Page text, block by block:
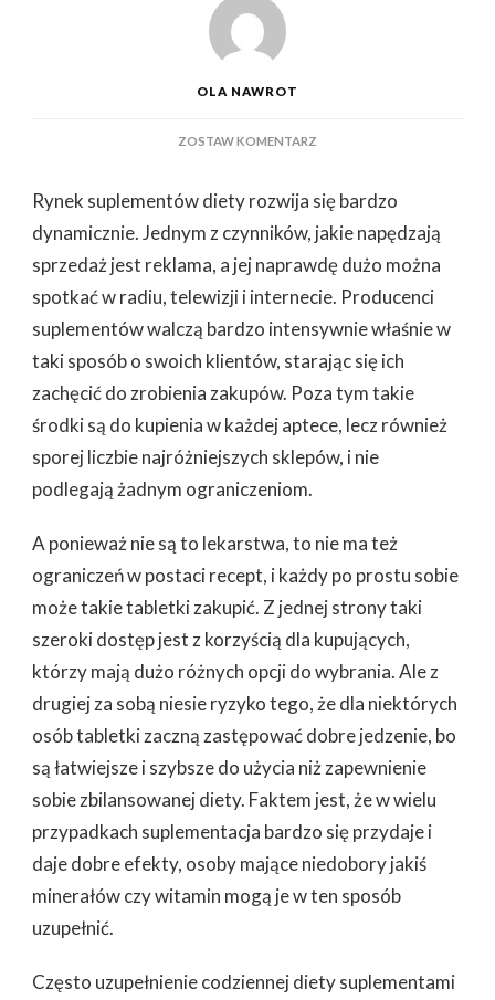
OLA NAWROT
ZOSTAW KOMENTARZ
–
O
CZYM
NALEŻY
PAMIĘTAĆ
PODCZAS
ZAŻYWANIA
Rynek suplementów diety rozwija się bardzo
dynamicznie. Jednym z czynników, jakie napędzają
sprzedaż jest reklama, a jej naprawdę dużo można
spotkać w radiu, telewizji i internecie. Producenci
suplementów walczą bardzo intensywnie właśnie w
taki sposób o swoich klientów, starając się ich
zachęcić do zrobienia zakupów. Poza tym takie
środki są do kupienia w każdej aptece, lecz również
sporej liczbie najróżniejszych sklepów, i nie
podlegają żadnym ograniczeniom.
A ponieważ nie są to lekarstwa, to nie ma też
ograniczeń w postaci recept, i każdy po prostu sobie
może takie tabletki zakupić. Z jednej strony taki
szeroki dostęp jest z korzyścią dla kupujących,
którzy mają dużo różnych opcji do wybrania. Ale z
drugiej za sobą niesie ryzyko tego, że dla niektórych
osób tabletki zaczną zastępować dobre jedzenie, bo
są łatwiejsze i szybsze do użycia niż zapewnienie
sobie zbilansowanej diety. Faktem jest, że w wielu
przypadkach suplementacja bardzo się przydaje i
daje dobre efekty, osoby mające niedobory jakiś
minerałów czy witamin mogą je w ten sposób
uzupełnić.
Często uzupełnienie codziennej diety suplementami